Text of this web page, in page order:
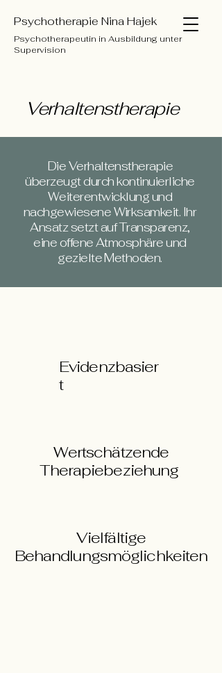
Psychotherapie Nina Hajek
Psychotherapeutin in Ausbildung unter
Supervision
Verhaltenstherapie
Die Verhaltenstherapie
überzeugt durch kontinuierliche
Weiterentwicklung und
nachgewiesene Wirksamkeit. Ihr
Ansatz setzt auf Transparenz,
eine offene Atmosphäre und
gezielte Methoden.
Evidenzbasier
t
Wertschätzende
Therapiebeziehung
Vielfältige
Behandlungsmöglichkeiten